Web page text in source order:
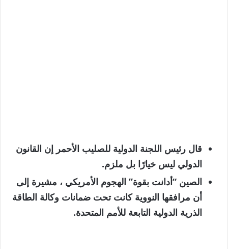
قال رئيس اللجنة الدولية للصليب الأحمر إن القانون
الدولي ليس خيارًا بل ملزم.
الصين “أدانت بقوة” الهجوم الأمريكي ، مشيرة إلى
أن مرافقها النووية كانت تحت ضمانات وكالة الطاقة
الذرية الدولية التابعة للأمم المتحدة.